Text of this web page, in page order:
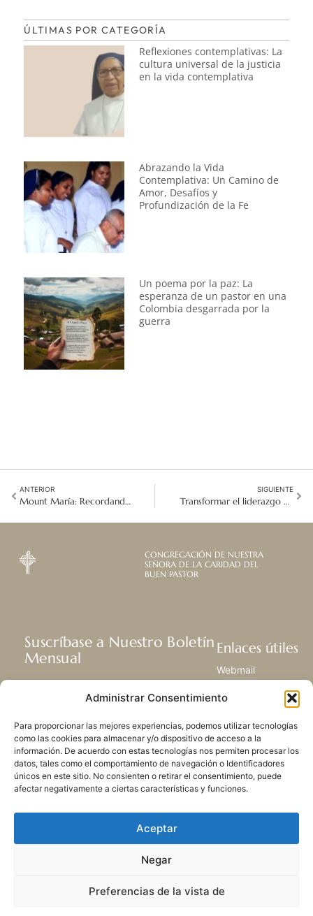
Administrar Consentimiento
Para proporcionar las mejores experiencias, podemos utilizar tecnologías
como las cookies para almacenar y/o dispositivo de acceso a la
información. De acuerdo con estas tecnologías nos permiten procesar los
datos, tales como el comportamiento de navegación o Identificadores
únicos en este sitio. No consienten o retirar el consentimiento, puede
afectar negativamente a ciertas características y funciones.
Aceptar
Negar
Preferencias de la vista de
ÚLTIMAS POR CATEGORÍA
Reflexiones contemplativas: La
cultura universal de la justicia
en la vida contemplativa
Abrazando la Vida
Contemplativa: Un Camino de
Amor, Desafíos y
Profundización de la Fe
Un poema por la paz: La
esperanza de un pastor en una
Colombia desgarrada por la
guerra
ANTERIOR
Mount María: Recordando, honrando y reconociendo el pasado en Australia
SIGUIENTE
Transformar el liderazgo para abrazar la llamada a explorar horizontes desconocidos en el Este de Asia
CONGREGACIÓN DE NUESTRA
SEÑORA DE LA CARIDAD DEL
BUEN PASTOR
Suscríbase a Nuestro Boletín
Mensual
Recibir las últimas noticias acerca de
nuestra vida, la misión y ministerios de
SUSCRIBIRSE
Enlaces útiles
Webmail
Centro de Recursos
Mapa del sitio
POLÍTICA DE PRIVACIDADLAS COOKIES